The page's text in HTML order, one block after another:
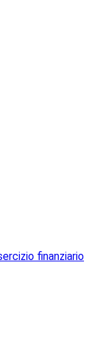
finanziario